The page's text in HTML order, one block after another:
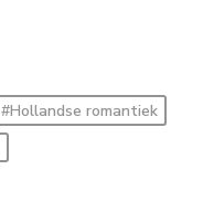
#Hollandse romantiek